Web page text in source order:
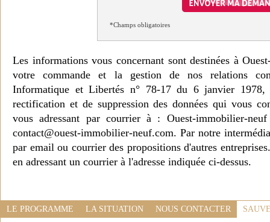
*Champs obligatoires
Les informations vous concernant sont destinées à
votre commande et la gestion de nos relations
Informatique et Libertés n° 78-17 du 6 janvier 1978,
rectification et de suppression des données qui vous
vous adressant par courrier à : Ouest-immobilier-
contact@ouest-immobilier-neuf.com. Par notre
par email ou courrier des propositions d'autres
en adressant un courrier à l'adresse indiquée ci-dessus.
LE PROGRAMME LA SITUATION NOUS CONTACTER